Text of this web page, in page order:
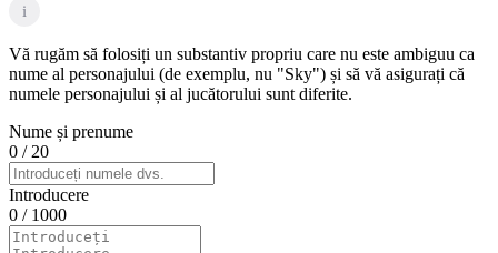
i
Vă rugăm să folosiți un substantiv propriu care nu este ambiguu ca
nume al personajului (de exemplu, nu "Sky") și să vă asigurați că
numele personajului și al jucătorului sunt diferite.
Nume și prenume
0 / 20
Introducere
0 / 1000